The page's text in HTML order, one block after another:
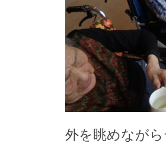
外を眺めなが